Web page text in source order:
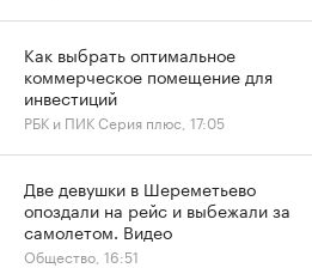
Как выбрать оптимальное
коммерческое помещение для
инвестиций
РБК и ПИК Серия плюс, 17:05
Две девушки в Шереметьево
опоздали на рейс и выбежали за
самолетом. Видео
Общество, 16:51